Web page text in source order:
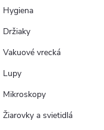
Hygiena
Držiaky
Vakuové vrecká
Lupy
Mikroskopy
Žiarovky a svietidlá